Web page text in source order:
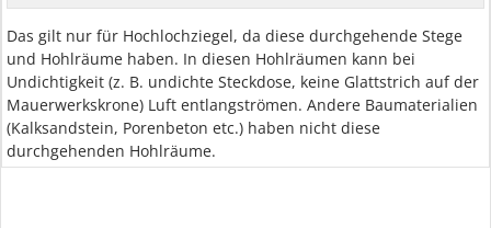
Das gilt nur für Hochlochziegel, da diese durchgehende Stege
und Hohlräume haben. In diesen Hohlräumen kann bei
Undichtigkeit (z. B. undichte Steckdose, keine Glattstrich auf der
Mauerwerkskrone) Luft entlangströmen. Andere Baumaterialien
(Kalksandstein, Porenbeton etc.) haben nicht diese
durchgehenden Hohlräume.